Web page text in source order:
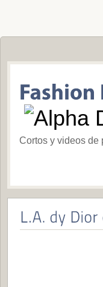
Cortos y videos de